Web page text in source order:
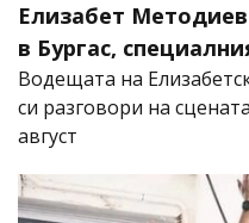
Елизабет
в Бургас,
Водещата на
си разговори на
август